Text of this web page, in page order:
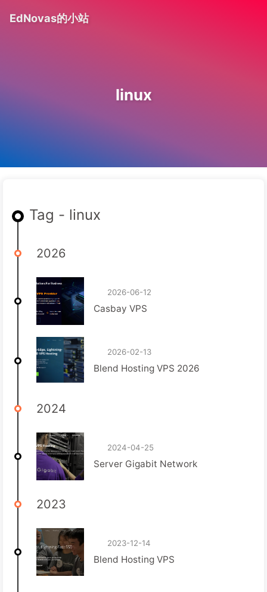
EdNovas的小站
linux
Tag - linux
2026
2026-06-12
Casbay VPS
2026-02-13
Blend Hosting VPS 2026
2024
2024-04-25
Server Gigabit Network
2023
2023-12-14
Blend Hosting VPS